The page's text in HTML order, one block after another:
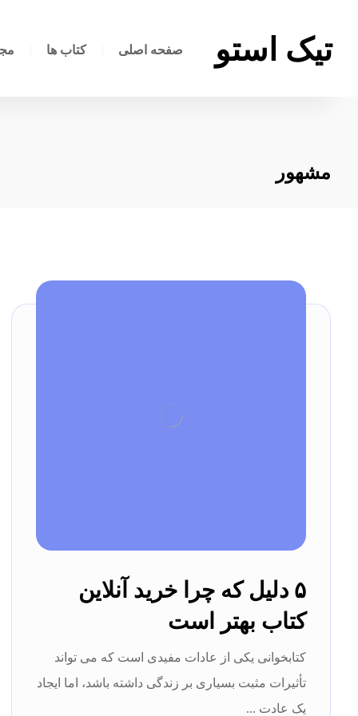
تیک استو صفحه اصلی کتاب ها
مشهور
۵ دلیل که چرا خرید آنلاین
کتاب بهتر است
کتابخوانی یکی از عادات مفیدی است که می تواند
تأثیرات مثبت بسیاری بر زندگی داشته باشد، اما ایجاد
یک عادت ...